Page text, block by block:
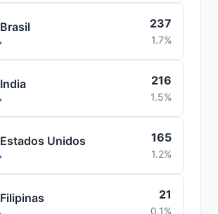
Brasil 237
1.7%
India 216
1.5%
Estados Unidos 165
1.2%
Filipinas 21
0.1%